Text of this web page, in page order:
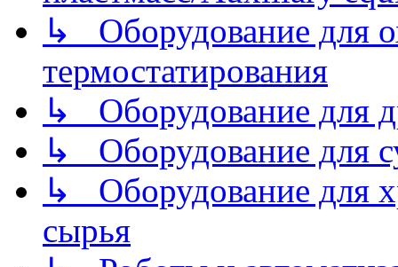
↳ Оборудование для
термостатирования
↳ Оборудование для
↳ Оборудование для
↳ Оборудование для
сырья